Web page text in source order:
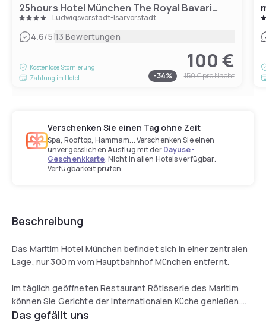
25hours Hotel München The Royal Bavarian
Ludwigsvorstadt-Isarvorstadt
4.6/5|13 Bewertungen
Kostenlose Stornierung
Zahlung im Hotel
100 €
-34% 150 €pro Nacht
Verschenken Sie einen Tag ohne Zeit
Spa, Rooftop, Hammam... Verschenken Sie einen
unvergesslichen Ausflug mit derDayuse-
Geschenkkarte. Nicht in allen Hotels verfügbar.
Verfügbarkeit prüfen.
Beschreibung
Das Maritim Hotel München befindet sich in einer zentralen
Lage, nur 300 m vom Hauptbahnhof München entfernt.
Im täglich geöffneten Restaurant Rôtisserie des Maritim
können Sie Gerichte der internationalen Küche genießen.
Abends lädt die Pianobar bei deutschem Bier, erlesenen
Das gefällt uns